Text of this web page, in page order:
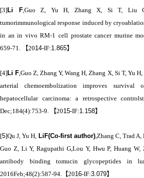
[3]Li F,Guo Z, Yu H, Zhang X, Si T, Liu
tumorimmunological response induced by
in an in vivo RM-1 cell prostate cancer murine
659-71.
【2014-IF:1.865】
[4]Li F ,Guo Z, Zhang Y, Wang H, Zhang X, Si T, Yu
arterial chemoembolization improves survival
hepatocellular carcinoma: a retrospective
Dec;184(4):753-9.
【2015-IF:1.158】
[5]Qu J, Yu H, LiF(Co-first author),Zhang C, Trad
Guo Z, Li Y, Ragupathi G,Lou Y, Hwu P, Huang
antibody binding tomucin glycopeptides in
2016Feb;48(2):587-94.
【2016-IF:3.079】